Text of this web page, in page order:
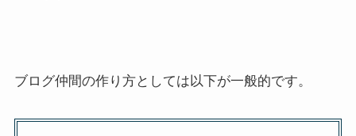
ブログ仲間の作り方としては以下が一般的です。